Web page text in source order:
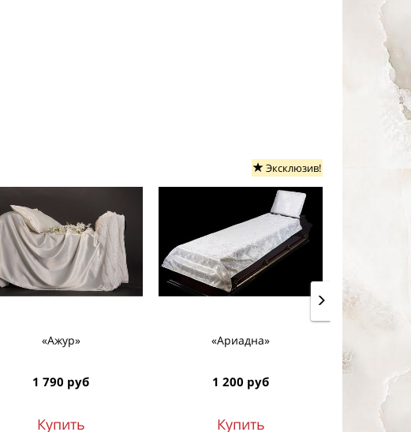
«Ажур»
1 790 руб
Купить
Эксклюзив!
«Ариадна»
1 200 руб
Купить
1